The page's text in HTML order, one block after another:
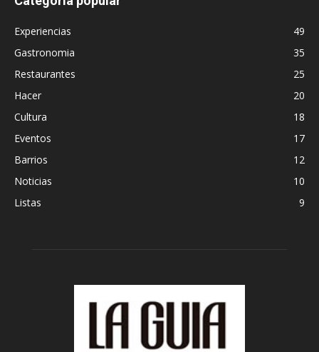
Experiencias
49
Gastronomia
35
Restaurantes
25
Hacer
20
Cultura
18
Eventos
17
Barrios
12
Noticias
10
Listas
9